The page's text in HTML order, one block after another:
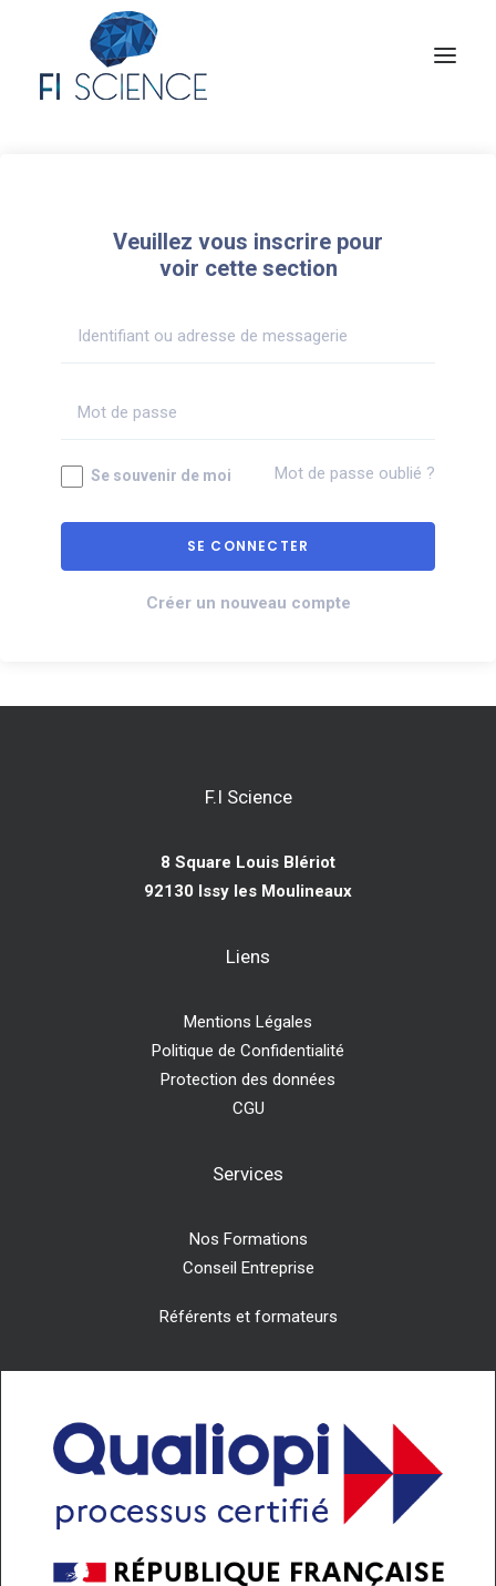
Veuillez vous inscrire pour
voir cette section
Se souvenir de moi Mot de passe oublié ?
Créer un nouveau compte
F.I Science
8 Square Louis Blériot
92130 Issy les Moulineaux
Liens
Mentions Légales
Politique de Confidentialité
Protection des données
CGU
Services
Nos Formations
Conseil Entreprise
Référents et formateurs